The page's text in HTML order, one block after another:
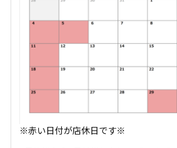
※赤い日付が店休日です※